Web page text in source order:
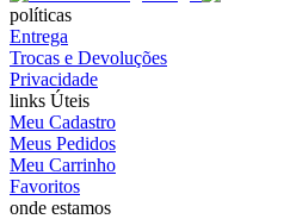
políticas
Entrega
Trocas e Devoluções
Privacidade
links Úteis
Meu Cadastro
Meus Pedidos
Meu Carrinho
Favoritos
onde estamos